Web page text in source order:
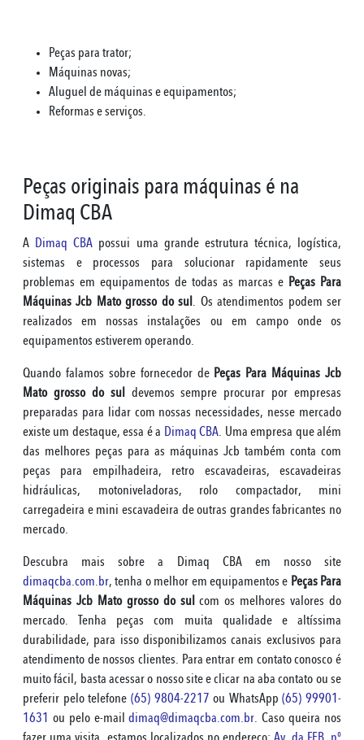
Peças para trator;
Máquinas novas;
Aluguel de máquinas e equipamentos;
Reformas e serviços.
Peças originais para máquinas é na
Dimaq CBA
A Dimaq CBA possui uma grande estrutura técnica, logística,
sistemas e processos para solucionar rapidamente seus
problemas em equipamentos de todas as marcas e Peças Para
Máquinas Jcb Mato grosso do sul. Os atendimentos podem ser
realizados em nossas instalações ou em campo onde os
equipamentos estiverem operando.
Quando falamos sobre fornecedor de Peças Para Máquinas Jcb
Mato grosso do suldevemos sempre procurar por empresas
preparadas para lidar com nossas necessidades, nesse mercado
existe um destaque, essa é a Dimaq CBA. Uma empresa que além
das melhores peças para as máquinas Jcb também conta com
peças para empilhadeira, retro escavadeiras, escavadeiras
hidráulicas, motoniveladoras, rolo compactador, mini
carregadeira e mini escavadeira de outras grandes fabricantes no
mercado.
Descubra mais sobre a Dimaq CBA em nosso site
dimaqcba.com.br, tenha o melhor em equipamentos e Peças Para
Máquinas Jcb Mato grosso do sulcom os melhores valores do
mercado. Tenha peças com muita qualidade e altíssima
durabilidade, para isso disponibilizamos canais exclusivos para
atendimento de nossos clientes. Para entrar em contato conosco é
muito fácil, basta acessar o nosso site e clicar na aba contato ou se
preferir pelo telefone (65) 9804-2217 ou WhatsApp(65) 99901-
1631 ou pelo e-maildimaq@dimaqcba.com.br. Caso queira nos